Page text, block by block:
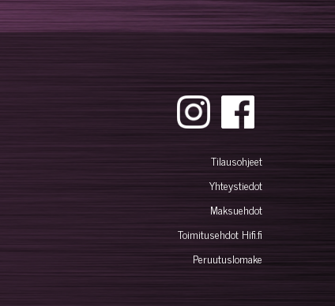
Tilausohjeet
Yhteystiedot
Maksuehdot
Toimitusehdot Hifi.fi
Peruutuslomake